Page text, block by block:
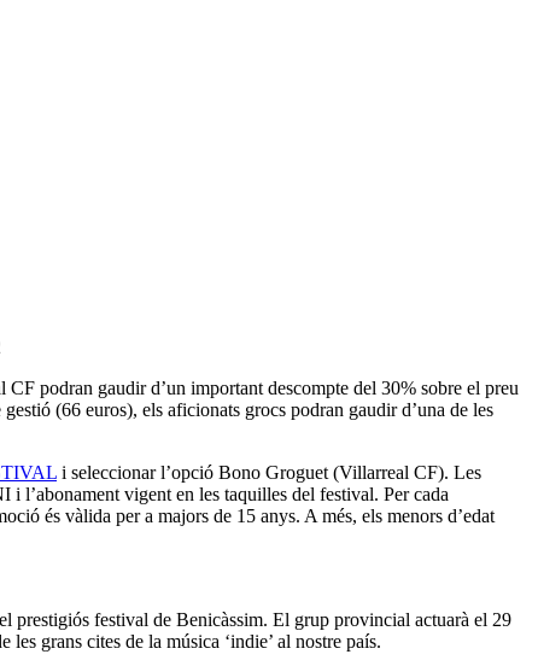
podran gaudir d’un important descompte del 30% sobre el preu
(66 euros), els aficionats grocs podran gaudir d’una de les
i seleccionar l’opció Bono Groguet (Villarreal CF). Les
i l’abonament vigent en les taquilles del festival. Per cada
és vàlida per a majors de 15 anys. A més, els menors d’edat
prestigiós festival de Benicàssim. El grup provincial actuarà el 29
grans cites de la música ‘indie’ al nostre país.